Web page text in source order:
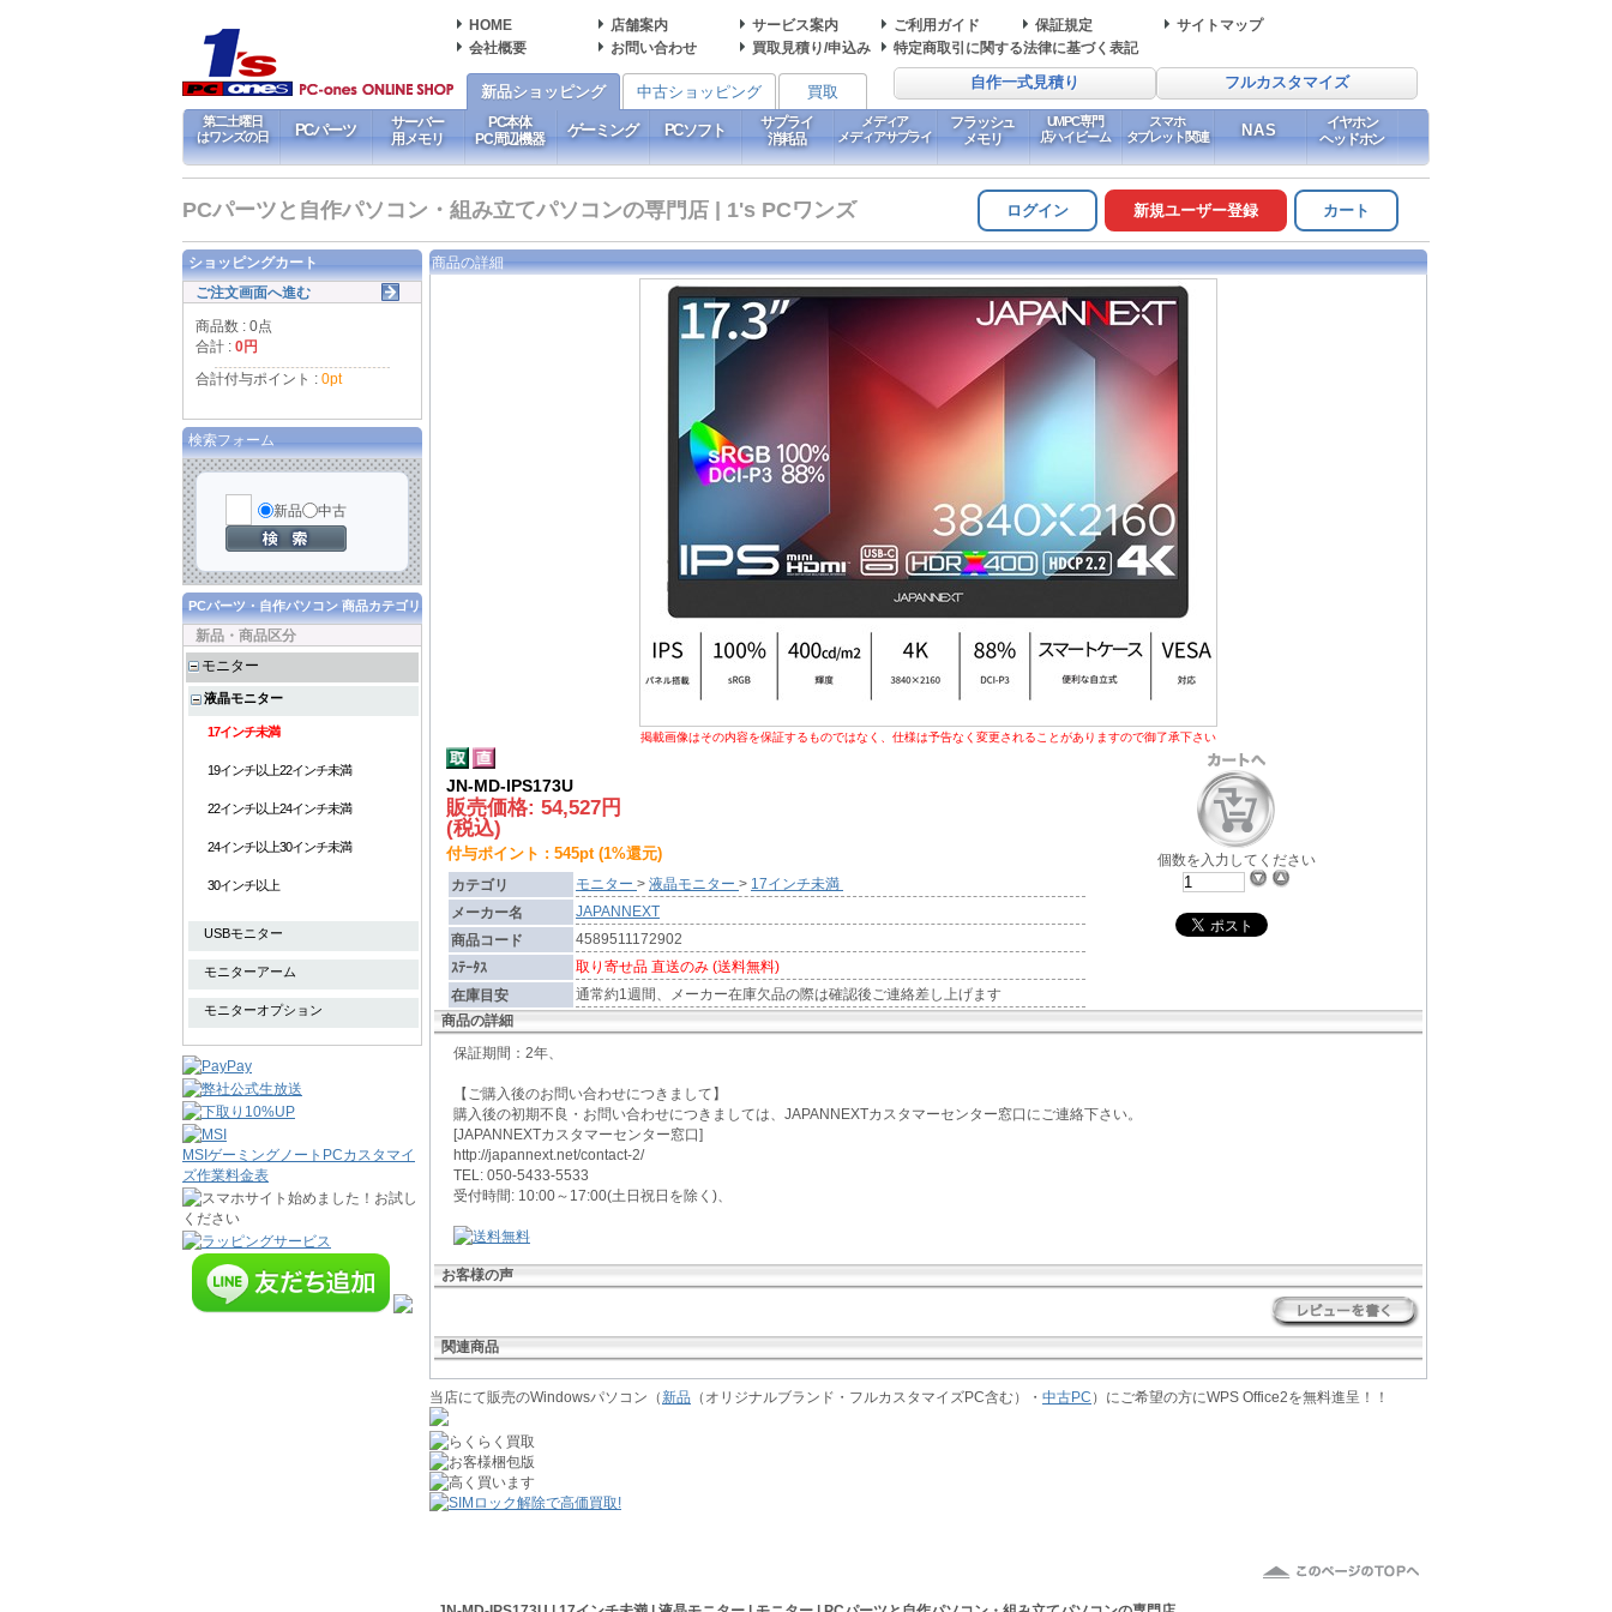
HOME 店舗案内 サービス案内 ご利用ガイド 保証規定
サイトマップ
会社概要
お問い合わせ 買取見積り/申込み 特定商取引に関する法律に基づく表記
自作一式見積り フルカスタマイズ
新品ショッピング 中古ショッピング 買取
第二土曜日
はワンズの日
PCパーツ
サーバー
用メモリ
PC本体
PC周辺機器
ゲーミング PCソフト
サプライ
消耗品
メディア
メディアサプライ
フラッシュ
メモリ
UMPC専門
店ハイビーム
スマホ
タブレット関連
NAS
イヤホン
ヘッドホン
PCパーツと自作パソコン・組み立てパソコンの専門店 | 1's PCワンズ ログイン 新規ユーザー登録 カート
商品の詳細
掲載画像はその内容を保証するものではなく、仕様は予告なく変更されることがありますので御了承下さい
JN-MD-IPS173U
販売価格: 54,527円
(税込)
付与ポイント : 545pt (1%還元)
カテゴリ モニター > 液晶モニター > 17インチ未満
メーカー名
JAPANNEXT
商品コード
4589511172902
ｽﾃｰﾀｽ
取り寄せ品 直送のみ (送料無料)
在庫目安
通常約1週間、メーカー在庫欠品の際は確認後ご連絡差し上げます
個数を入力してください
商品の詳細
保証期間：2年、
【ご購入後のお問い合わせにつきまして】
購入後の初期不良・お問い合わせにつきましては、JAPANNEXTカスタマーセンター窓口にご連絡下さい。
[JAPANNEXTカスタマーセンター窓口]
http://japannext.net/contact-2/
TEL: 050-5433-5533
受付時間: 10:00～17:00(土日祝日を除く)、
お客様の声
関連商品
当店にて販売のWindowsパソコン（ 新品 （オリジナルブランド・フルカスタマイズPC含む）・ 中古PC ）にご希望の方にWPS Office2を無料進呈！！
ショッピングカート
ご注文画面へ進む
商品数 : 0点
合計 : 0円
合計付与ポイント : 0pt
検索フォーム
新品 中古
PCパーツ・自作パソコン 商品カテゴリ
新品・商品区分
モニター
液晶モニター
17インチ未満
19インチ以上22インチ未満
22インチ以上24インチ未満
24インチ以上30インチ未満
30インチ以上
USBモニター
モニターアーム
モニターオプション
MSIゲーミングノートPCカスタマイ
ズ作業料金表